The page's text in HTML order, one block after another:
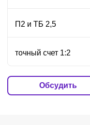
П2 и ТБ 2,5
точный счет 1:2
Обсудить